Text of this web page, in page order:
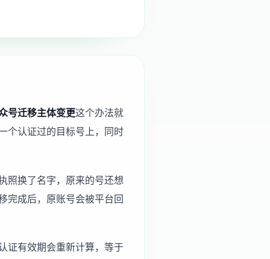
号迁移主体变更这个办法就
个认证过的目标号上，同时
照换了名字，原来的号还想
完成后，原账号会被平台回
证有效期会重新计算，等于